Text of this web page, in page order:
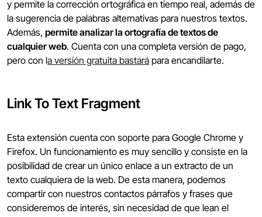
y permite la corrección ortográfica en tiempo real, además de
la sugerencia de palabras alternativas para nuestros textos.
Además, permite analizar la ortografía de textos de
cualquier web. Cuenta con una completa versión de pago,
pero con la versión gratuita bastará para encandilarte.
Link To Text Fragment
Esta extensión cuenta con soporte para Google Chrome y
Firefox. Un funcionamiento es muy sencillo y consiste en la
posibilidad de crear un único enlace a un extracto de un
texto cualquiera de la web. De esta manera, podemos
compartir con nuestros contactos párrafos y frases que
consideremos de interés, sin necesidad de que lean el